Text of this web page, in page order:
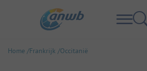
Home Frankrijk Occitanië